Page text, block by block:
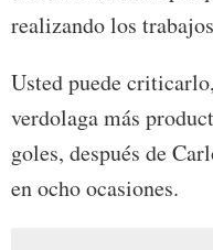
realizando los
Usted puede
verdolaga más
goles, después de
en ocho ocasiones.